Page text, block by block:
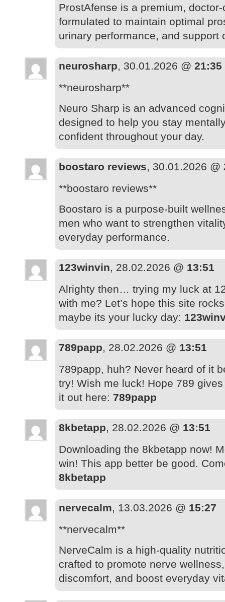
ProstAfense is a premium,
formulated to maintain optimal
urinary performance, and support
neurosharp, 30.01.2026 @ 21:35
**neurosharp**
Neuro Sharp is an advanced
designed to help you stay
confident throughout your day.
boostaro reviews, 30.01.2026 @
**boostaro reviews**
Boostaro is a purpose-built
men who want to strengthen
everyday performance.
123winvin, 28.02.2026 @ 13:51
Alrighty then… trying my luck at
with me? Let’s hope this site
maybe its your lucky day:
789papp, 28.02.2026 @ 13:51
789papp, huh? Never heard of it
try! Wish me luck! Hope 789
it out here: 789papp
8kbetapp, 28.02.2026 @ 13:51
Downloading the 8kbetapp now!
win! This app better be good.
8kbetapp
nervecalm, 13.03.2026 @ 15:27
**nervecalm**
NerveCalm is a high-quality
crafted to promote nerve
discomfort, and boost everyday